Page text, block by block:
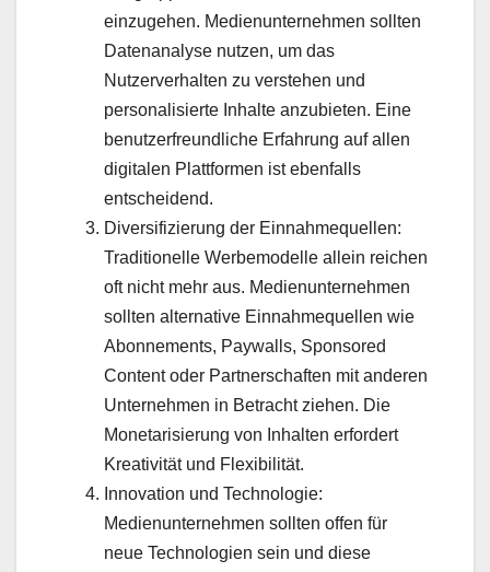
einzugehen. Medienunternehmen sollten
Datenanalyse nutzen, um das
Nutzerverhalten zu verstehen und
personalisierte Inhalte anzubieten. Eine
benutzerfreundliche Erfahrung auf allen
digitalen Plattformen ist ebenfalls
entscheidend.
Diversifizierung der Einnahmequellen:
Traditionelle Werbemodelle allein reichen
oft nicht mehr aus. Medienunternehmen
sollten alternative Einnahmequellen wie
Abonnements, Paywalls, Sponsored
Content oder Partnerschaften mit anderen
Unternehmen in Betracht ziehen. Die
Monetarisierung von Inhalten erfordert
Kreativität und Flexibilität.
Innovation und Technologie:
Medienunternehmen sollten offen für
neue Technologien sein und diese